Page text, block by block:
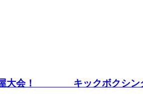
大会！ キックボクシング